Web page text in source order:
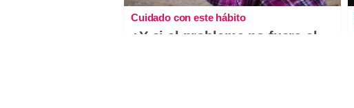
Cuidado con este hábito
¿Y si el problema no fuera el